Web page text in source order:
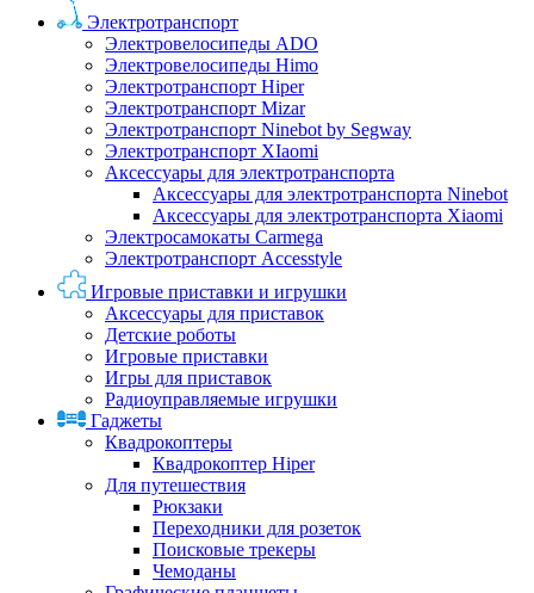
Электротранспорт
Электровелосипеды ADO
Электровелосипеды Himo
Электротранспорт Hiper
Электротранспорт Mizar
Электротранспорт Ninebot by Segway
Электротранспорт XIaomi
Аксессуары для электротранспорта
Аксессуары для электротранспорта Ninebot
Аксессуары для электротранспорта Xiaomi
Электросамокаты Carmega
Электротранспорт Accesstyle
Игровые приставки и игрушки
Аксессуары для приставок
Детские роботы
Игровые приставки
Игры для приставок
Радиоуправляемые игрушки
Гаджеты
Квадрокоптеры
Квадрокоптер Hiper
Для путешествия
Рюкзаки
Переходники для розеток
Поисковые трекеры
Чемоданы